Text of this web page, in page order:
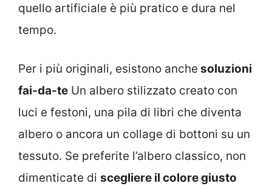
quello artificiale è più pratico e dura nel
tempo.
Per i più originali, esistono anche soluzioni
fai-da-te Un albero stilizzato creato con
luci e festoni, una pila di libri che diventa
albero o ancora un collage di bottoni su un
tessuto. Se preferite l’albero classico, non
dimenticate di scegliere il colore giusto